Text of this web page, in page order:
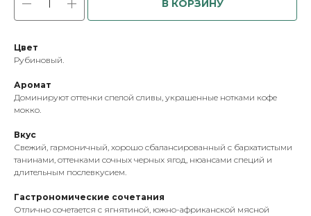
В КОРЗИНУ
Цвет
Рубиновый.
Аромат
Доминируют оттенки спелой сливы, украшенные нотками кофе
мокко.
Вкус
Свежий, гармоничный, хорошо сбалансированный с бархатистыми
танинами, оттенками сочных черных ягод, нюансами специй и
длительным послевкусием.
Гастрономические сочетания
Отлично сочетается с ягнятиной, южно-африканской мясной